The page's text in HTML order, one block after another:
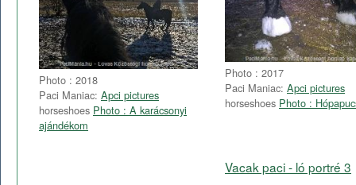
Photo : 2018
Paci Maniac: Apci pictures
horseshoes Photo : A karácsonyi
ajándékom
Photo : 2017
Paci Maniac: Apci pictures
horseshoes Photo :
Vacak paci - ló portré 3